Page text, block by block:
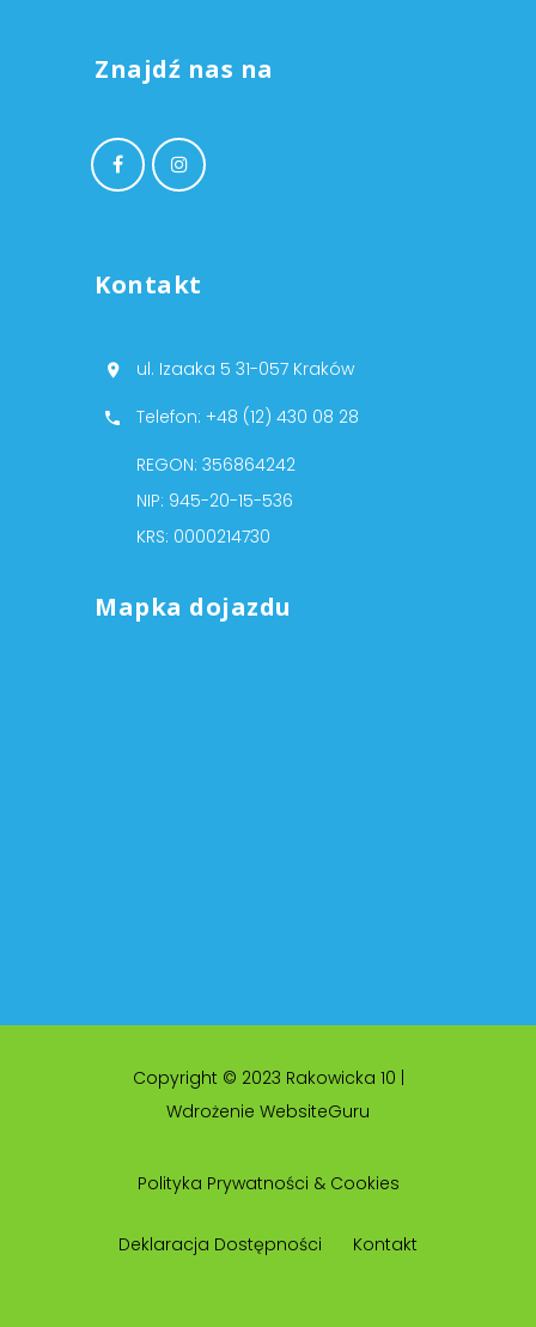
Znajdź nas na
Kontakt
ul. Izaaka 5 31-057 Kraków
Telefon: +48 (12) 430 08 28
REGON: 356864242
NIP: 945-20-15-536
KRS: 0000214730
Mapka dojazdu
Copyright © 2023 Rakowicka 10 |
Wdrożenie WebsiteGuru
Polityka Prywatności & Cookies
Deklaracja Dostępności Kontakt